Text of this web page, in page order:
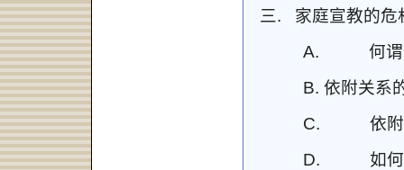
三.
家庭宣教的危
A.
何
B. 依附关系
C.
依
D.
如